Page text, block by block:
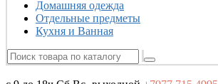
Домашняя одежда
Отдельные предметы
Кухня и Ванная